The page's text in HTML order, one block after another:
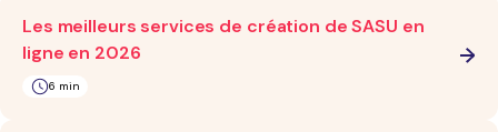
Les meilleurs services de création de SASU en
ligne en 2026
6 min